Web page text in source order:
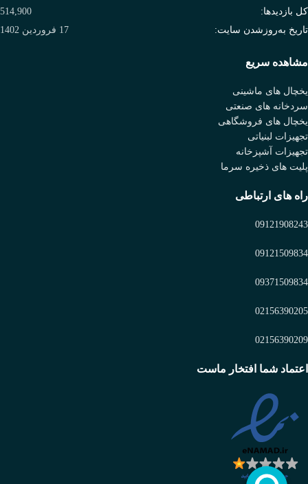
کل بازدیدها:
514,900
تاریخ به‌روزشدن سایت:
17 فروردین 1402
مشاهده سریع
یخچال های ماشینی
سردخانه های صنعتی
یخچال های فروشگاهی
تجهیزات لبنیاتی
تجهیزات آشپزخانه
پلیت های ذخیره سرما
راه های ارتباطی
09121908243
09121509834
09371509834
02156390205
02156390209
اعتماد شما افتخار ماست